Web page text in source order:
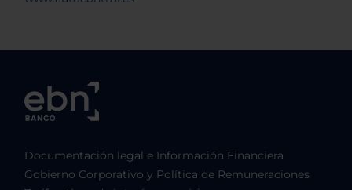
Documentación legal e Información Financiera
Gobierno Corporativo y Política de Remuneraciones